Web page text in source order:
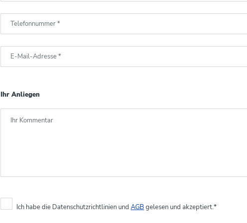
Telefonnummer*
E-Mail-Adresse*
Ihr Anliegen
Ihr Kommentar
Ich habe die Datenschutzrichtlinien und AGB gelesen und akzeptiert.*